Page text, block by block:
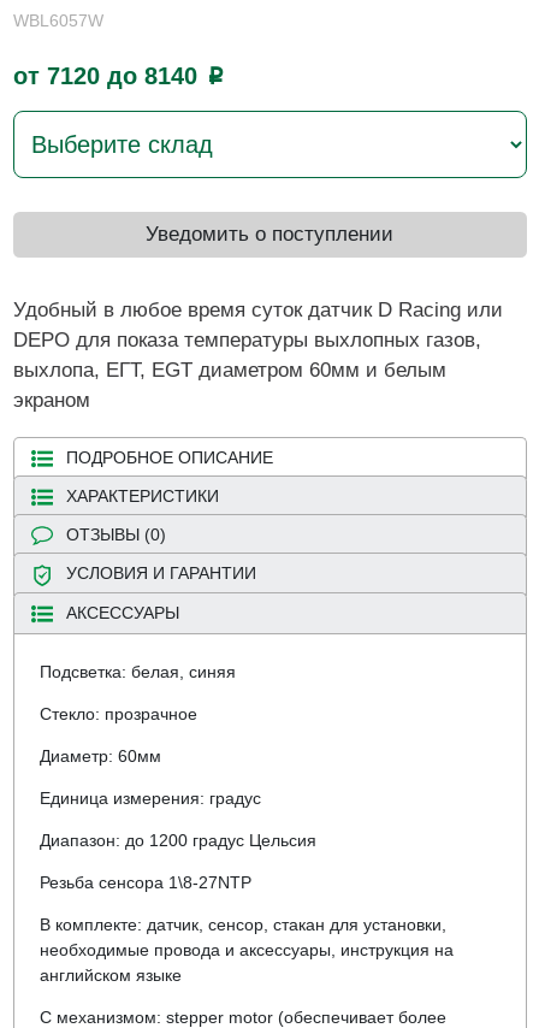
WBL6057W
от 7120 до 8140 p
Уведомить о поступлении
Удобный в любое время суток датчик D Racing или
DEPO для показа температуры выхлопных газов,
выхлопа, ЕГТ, EGT диаметром 60мм и белым
экраном
ПОДРОБНОЕ ОПИСАНИЕ
ХАРАКТЕРИСТИКИ
ОТЗЫВЫ (0)
УСЛОВИЯ И ГАРАНТИИ
АКСЕССУАРЫ
Подсветка: белая, синяя
Стекло: прозрачное
Диаметр: 60мм
Единица измерения: градус
Диапазон: до 1200 градус Цельсия
Резьба сенсора 1\8-27NTP
В комплекте: датчик, сенсор, стакан для установки,
необходимые провода и аксессуары, инструкция на
английском языке
С механизмом: stepper motor (обеспечивает более